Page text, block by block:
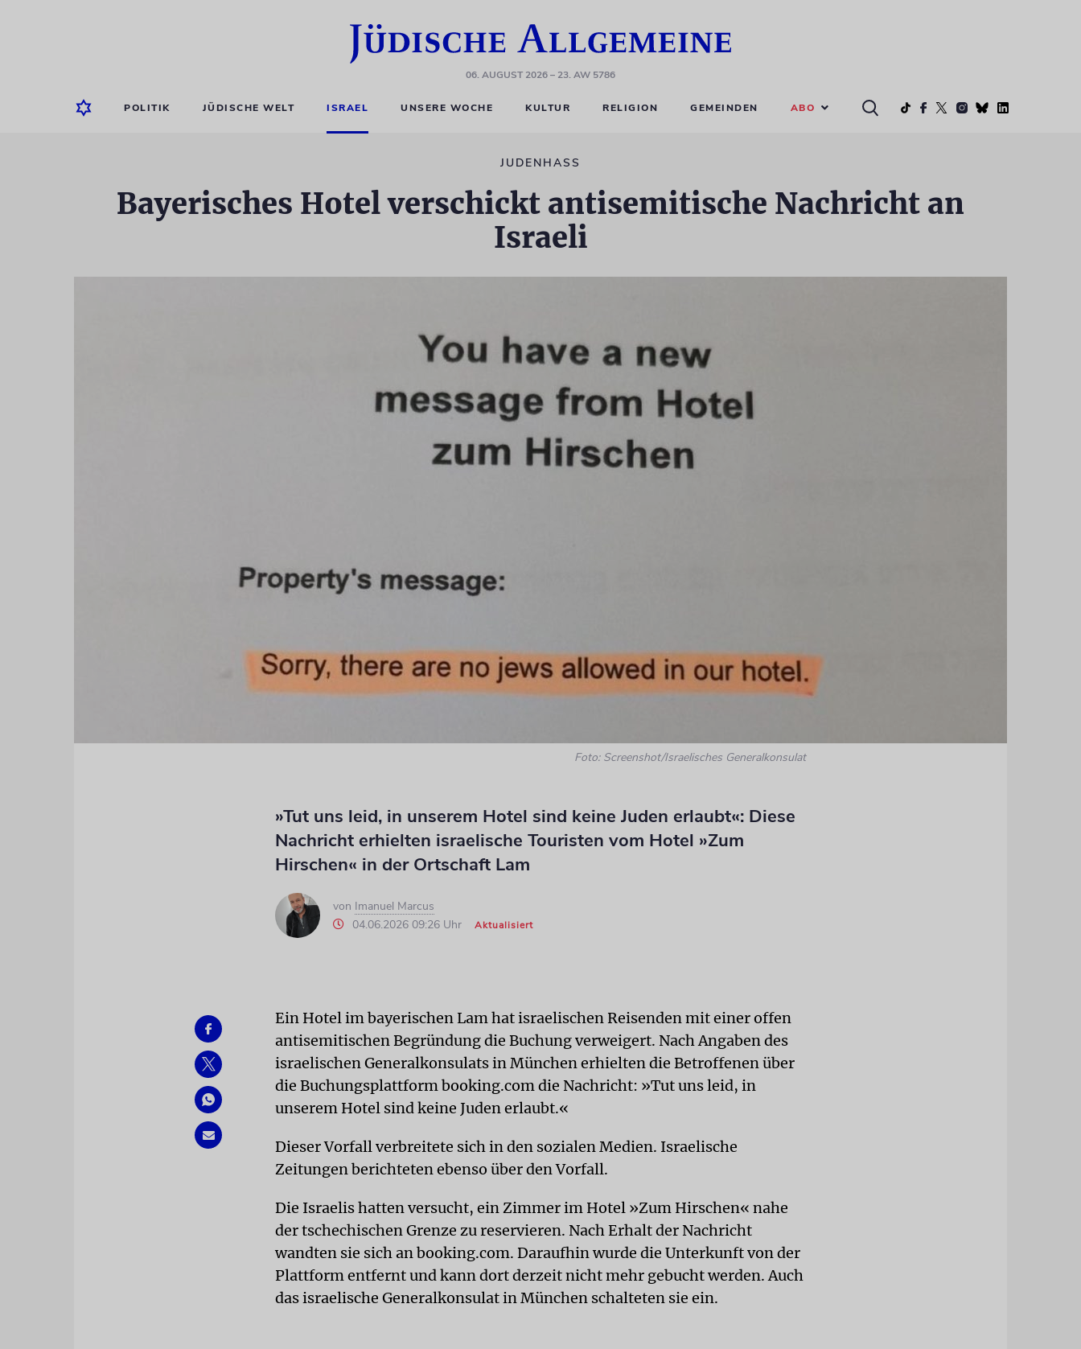
06. AUGUST 2026– 23. AW 5786
POLITIK JÜDISCHE WELT ISRAEL UNSERE WOCHE KULTUR RELIGION GEMEINDEN ABO
JUDENHASS
Bayerisches Hotel verschickt antisemitische Nachricht an
Israeli
Foto: Screenshot/Israelisches Generalkonsulat
»Tut uns leid, in unserem Hotel sind keine Juden erlaubt«: Diese
Nachricht erhielten israelische Touristen vom Hotel »Zum
Hirschen« in der Ortschaft Lam
von Imanuel Marcus
04.06.2026 09:26 Uhr
Aktualisiert
Ein Hotel im bayerischen Lam hat israelischen Reisenden mit einer offen
antisemitischen Begründung die Buchung verweigert. Nach Angaben des
israelischen Generalkonsulats in München erhielten die Betroffenen über
die Buchungsplattform booking.com die Nachricht: »Tut uns leid, in
unserem Hotel sind keine Juden erlaubt.«
Dieser Vorfall verbreitete sich in den sozialen Medien. Israelische
Zeitungen berichteten ebenso über den Vorfall.
Die Israelis hatten versucht, ein Zimmer im Hotel »Zum Hirschen« nahe
der tschechischen Grenze zu reservieren. Nach Erhalt der Nachricht
wandten sie sich an booking.com. Daraufhin wurde die Unterkunft von der
Plattform entfernt und kann dort derzeit nicht mehr gebucht werden. Auch
das israelische Generalkonsulat in München schalteten sie ein.